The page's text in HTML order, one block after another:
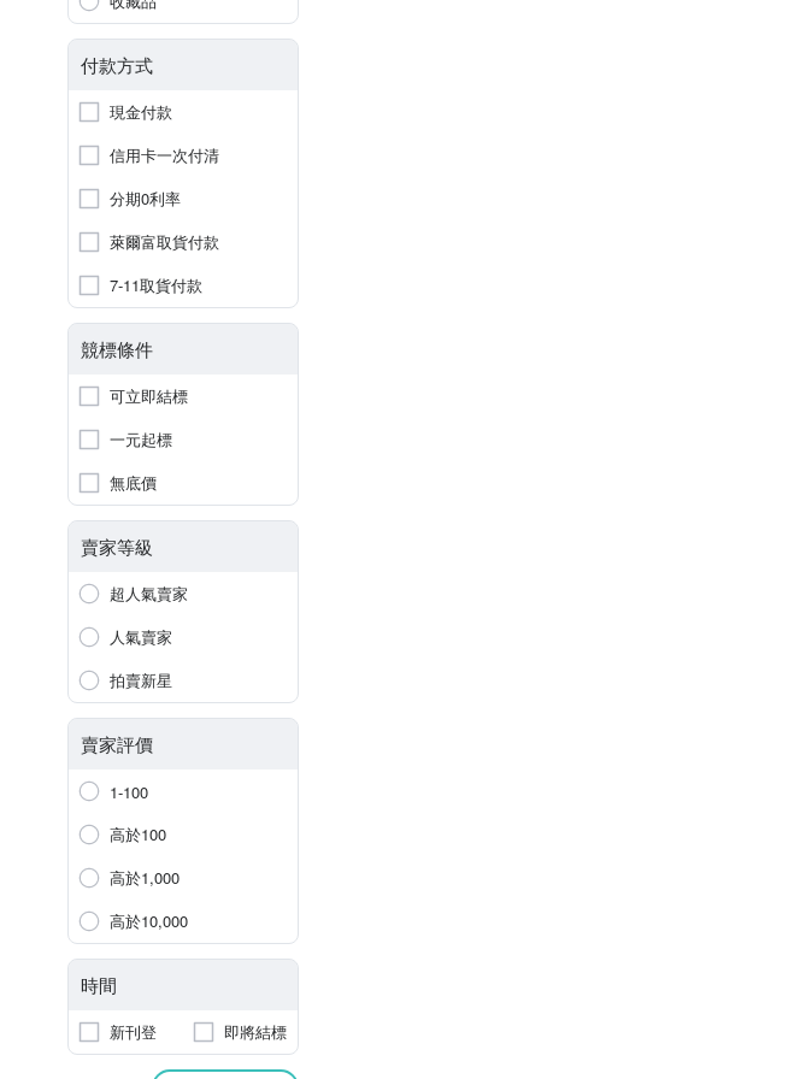
付款方式
現金付款
信用卡一次付清
分期0利率
萊爾富取貨付款
7-11取貨付款
競標條件
可立即結標
一元起標
無底價
賣家等級
超人氣賣家
人氣賣家
拍賣新星
賣家評價
1-100
高於100
高於1,000
高於10,000
時間
新刊登 即將結標